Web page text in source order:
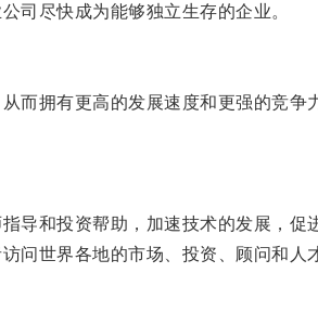
尽快成为能够独立生存的企业。
拥有更高的发展速度和更强的竞争
和投资帮助，加速技术的发展，促
世界各地的市场、投资、顾问和人